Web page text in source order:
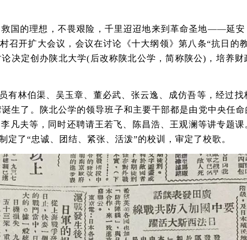
的理想，不畏艰险，千里迢迢地来到革命圣地——延安
召开扩大会议，会议在讨论《十大纲领》第八条“抗日的
决定创办陕北大学(后改称陕北公学，简称陕公)，培养
林伯渠、吴玉章、董必武、张云逸、成仿吾等，经过找
生了。陕北公学的领导班子和主要干部都是由党中央任
凡夫等，同时还聘请王若飞、陈昌浩、王观澜等讲专题
了“忠诚、团结、紧张、活泼”的校训，审定了校歌。